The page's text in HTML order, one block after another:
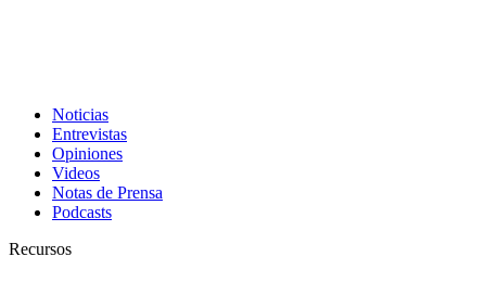
Noticias
Entrevistas
Opiniones
Videos
Notas de Prensa
Podcasts
Recursos